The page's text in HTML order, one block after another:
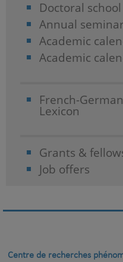
Doctoral school
Annual seminar
Academic
Academic
French-
Lexicon
Grants &
Job offers
Centre de recherches